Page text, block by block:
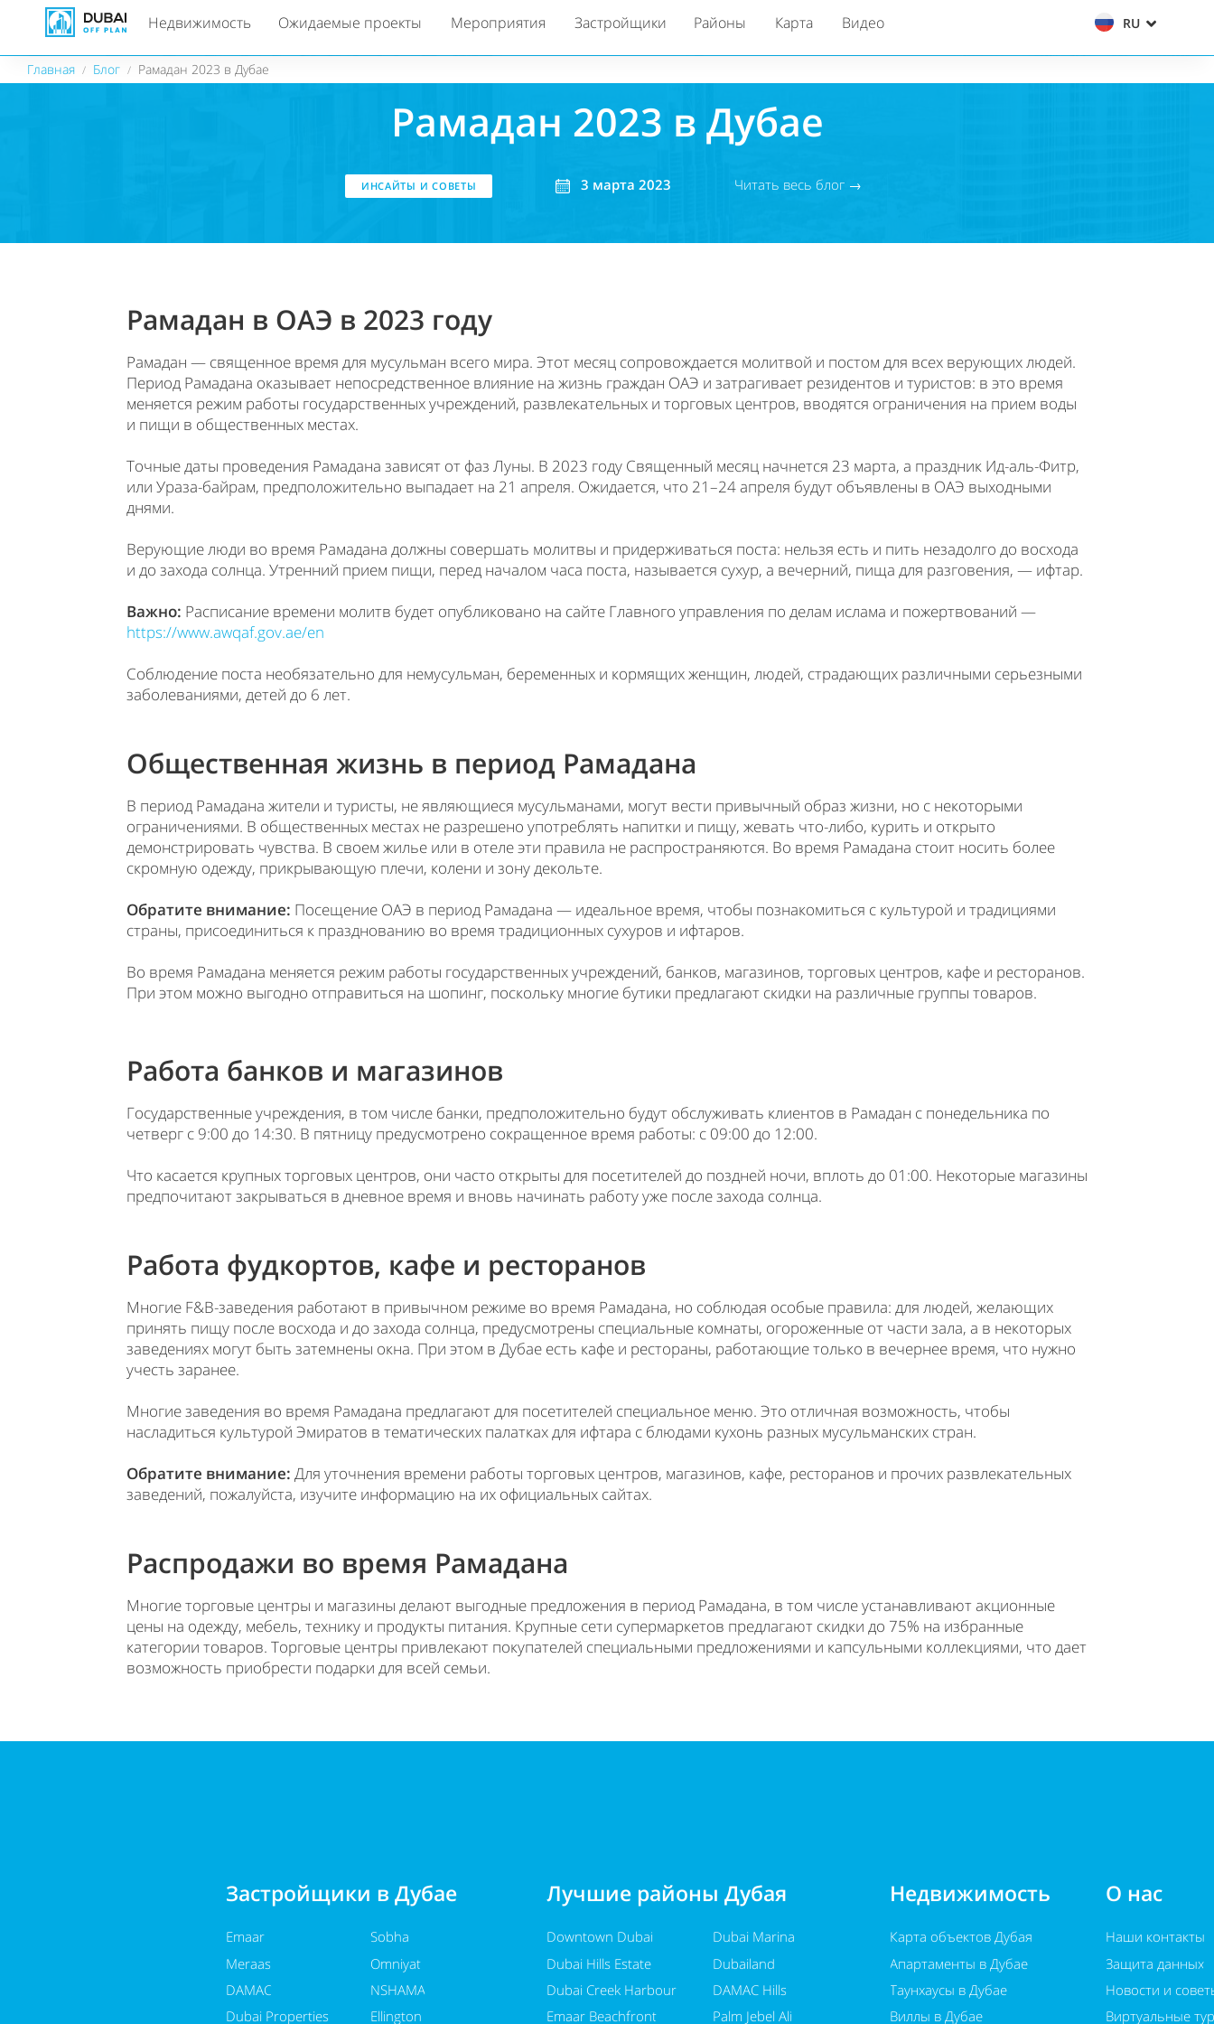
Главная / Блог / Рамадан 2023 в Дубае
Недвижимость Ожидаемые проекты Мероприятия Застройщики Районы Карта Видео RU
Рамадан 2023 в Дубае
ИНСАЙТЫ И СОВЕТЫ 3 марта 2023 Читать весь блог →
Рамадан в ОАЭ в 2023 году
Рамадан — священное время для мусульман всего мира. Этот месяц сопровождается молитвой и постом для всех верующих людей.
Период Рамадана оказывает непосредственное влияние на жизнь граждан ОАЭ и затрагивает резидентов и туристов: в это время
меняется режим работы государственных учреждений, развлекательных и торговых центров, вводятся ограничения на прием воды
и пищи в общественных местах.
Точные даты проведения Рамадана зависят от фаз Луны. В 2023 году Священный месяц начнется 23 марта, а праздник Ид-аль-Фитр,
или Ураза-байрам, предположительно выпадает на 21 апреля. Ожидается, что 21–24 апреля будут объявлены в ОАЭ выходными
днями.
Верующие люди во время Рамадана должны совершать молитвы и придерживаться поста: нельзя есть и пить незадолго до восхода
и до захода солнца. Утренний прием пищи, перед началом часа поста, называется сухур, а вечерний, пища для разговения, — ифтар.
Важно: Расписание времени молитв будет опубликовано на сайте Главного управления по делам ислама и пожертвований —
https://www.awqaf.gov.ae/en
Соблюдение поста необязательно для немусульман, беременных и кормящих женщин, людей, страдающих различными серьезными
заболеваниями, детей до 6 лет.
Общественная жизнь в период Рамадана
В период Рамадана жители и туристы, не являющиеся мусульманами, могут вести привычный образ жизни, но с некоторыми
ограничениями. В общественных местах не разрешено употреблять напитки и пищу, жевать что-либо, курить и открыто
демонстрировать чувства. В своем жилье или в отеле эти правила не распространяются. Во время Рамадана стоит носить более
скромную одежду, прикрывающую плечи, колени и зону декольте.
Обратите внимание: Посещение ОАЭ в период Рамадана — идеальное время, чтобы познакомиться с культурой и традициями
страны, присоединиться к празднованию во время традиционных сухуров и ифтаров.
Во время Рамадана меняется режим работы государственных учреждений, банков, магазинов, торговых центров, кафе и ресторанов.
При этом можно выгодно отправиться на шопинг, поскольку многие бутики предлагают скидки на различные группы товаров.
Работа банков и магазинов
Государственные учреждения, в том числе банки, предположительно будут обслуживать клиентов в Рамадан с понедельника по
четверг с 9:00 до 14:30. В пятницу предусмотрено сокращенное время работы: с 09:00 до 12:00.
Что касается крупных торговых центров, они часто открыты для посетителей до поздней ночи, вплоть до 01:00. Некоторые магазины
предпочитают закрываться в дневное время и вновь начинать работу уже после захода солнца.
Работа фудкортов, кафе и ресторанов
Многие F&B-заведения работают в привычном режиме во время Рамадана, но соблюдая особые правила: для людей, желающих
принять пищу после восхода и до захода солнца, предусмотрены специальные комнаты, огороженные от части зала, а в некоторых
заведениях могут быть затемнены окна. При этом в Дубае есть кафе и рестораны, работающие только в вечернее время, что нужно
учесть заранее.
Многие заведения во время Рамадана предлагают для посетителей специальное меню. Это отличная возможность, чтобы
насладиться культурой Эмиратов в тематических палатках для ифтара с блюдами кухонь разных мусульманских стран.
Обратите внимание: Для уточнения времени работы торговых центров, магазинов, кафе, ресторанов и прочих развлекательных
заведений, пожалуйста, изучите информацию на их официальных сайтах.
Распродажи во время Рамадана
Многие торговые центры и магазины делают выгодные предложения в период Рамадана, в том числе устанавливают акционные
цены на одежду, мебель, технику и продукты питания. Крупные сети супермаркетов предлагают скидки до 75% на избранные
категории товаров. Торговые центры привлекают покупателей специальными предложениями и капсульными коллекциями, что дает
возможность приобрести подарки для всей семьи.
Застройщики в Дубае
Emaar
Meraas
DAMAC
Dubai Properties
Sobha
Omniyat
NSHAMA
Ellington
Лучшие районы Дубая
Downtown Dubai
Dubai Hills Estate
Dubai Creek Harbour
Emaar Beachfront
Dubai Marina
Dubailand
DAMAC Hills
Palm Jebel Ali
Недвижимость
Карта объектов Дубая
Апартаменты в Дубае
Таунхаусы в Дубае
Виллы в Дубае
О нас
Наши контакты
Защита данных
Новости и
Виртуальные